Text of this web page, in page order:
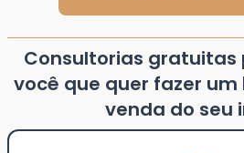
Consultorias gratuitas
você que quer fazer
venda do seu